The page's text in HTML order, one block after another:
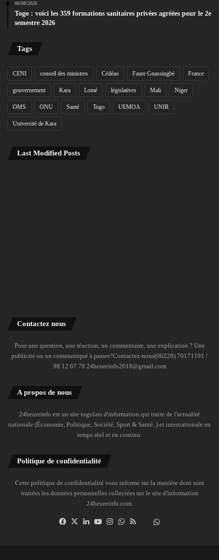
08/08/2026
Togo : voici les 359 formations sanitaires privées agréées pour le 2e
semestre 2026
Tags
CENI conseil des ministres Cédéao Faure Gnassingbé France
gouvernement Kara Lomé législatives Mali Niger
OMS ONU Santé Togo UEMOA UNIR
Université de Kara
Last Modified Posts
Contactez nous
Pour une question, une réaction, un commentaire, une explication ? Une
publicité ou un communiqué à passer?Contactez-nous(00228) 70171191 /
98 12 67 78 24heureinfo2018@gmail.com
A propos de nous
24heureinfo est un site togolais d'information qui traite de l'actualité
nationale (Économie, Politique, Société, Sport & Santé..) et internationale en
temps réel et en continu.
Politique de confidentialité
Cette politique de confidentialité vous informe sur la manière dont sont
traitées les données personnelles collectées sur le site d'information
24heureinfo.com.
Facebook
X LinkedinYouTubeInstagramWhatsAppDailymotion